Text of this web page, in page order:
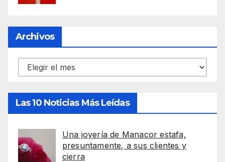
Archivos
Archivos
Las 10 Noticias Más Leídas
Una joyería de Manacor estafa,
presuntamente, a sus clientes y
cierra